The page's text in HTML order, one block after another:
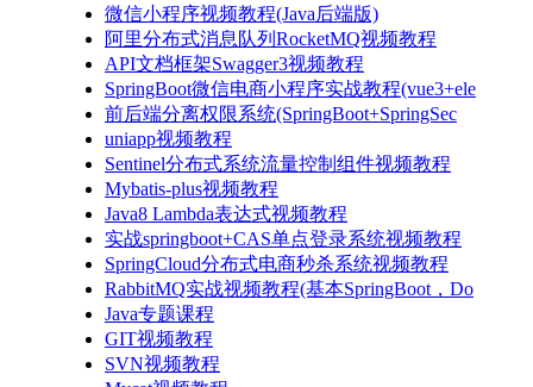
微信小程序视频教程(Java后端版)
阿里分布式消息队列RocketMQ视频教程
API文档框架Swagger3视频教程
SpringBoot微信电商小程序实战教程(vue3+ele
前后端分离权限系统(SpringBoot+SpringSec
uniapp视频教程
Sentinel分布式系统流量控制组件视频教程
Mybatis-plus视频教程
Java8 Lambda表达式视频教程
实战springboot+CAS单点登录系统视频教程
SpringCloud分布式电商秒杀系统视频教程
RabbitMQ实战视频教程(基本SpringBoot，Do
Java专题课程
GIT视频教程
SVN视频教程